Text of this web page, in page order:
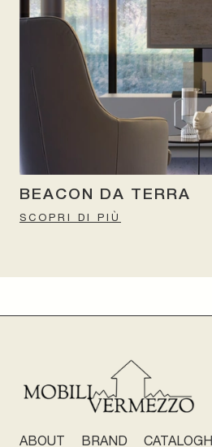
BEACON DA TERRA
SCOPRI DI PIÙ
ABOUT BRAND CATALOGHI